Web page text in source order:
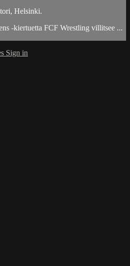
Helsinki.
-kiertuetta FCF Wrestling villitsee ...
Sign in